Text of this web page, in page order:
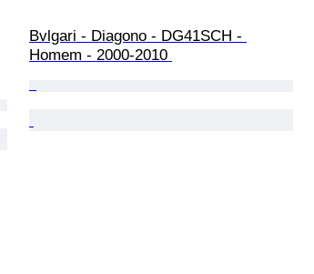
Bvlgari - Diagono - DG41SCH -
Homem - 2000-2010